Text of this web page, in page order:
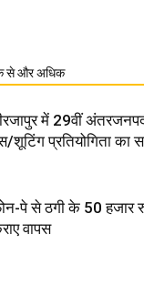
से और अधिक
में 29वीं
शूटिंग प्रतियोगिता का
पे से ठगी के 50 हजार
वापस